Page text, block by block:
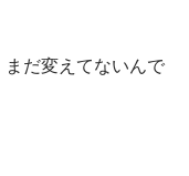
だ変えてないんで